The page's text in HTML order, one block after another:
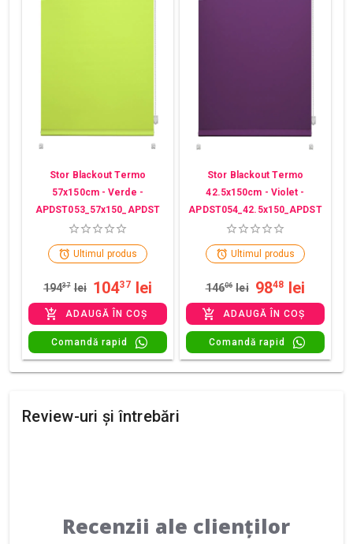
Stor Blackout Termo
57x150cm - Verde -
APDST053_57x150_APDST
Ultimul produs
19437 lei 10437 lei
ADAUGĂ ÎN COȘ
Comandă rapid
Stor Blackout Termo
42.5x150cm - Violet -
APDST054_42.5x150_APDST
Ultimul produs
14606 lei 9848 lei
ADAUGĂ ÎN COȘ
Comandă rapid
Review-uri și întrebări
Recenzii ale clienților